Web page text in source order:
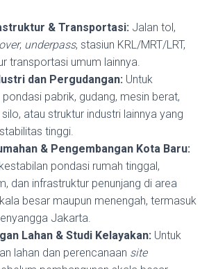
& Transportasi: Jalan tol,
, underpass, stasiun KRL/MRT/LRT,
transportasi umum lainnya.
dan Pergudangan: Untuk
pabrik, gudang, mesin berat,
silo, atau struktur industri lainnya yang
tinggi.
& Pengembangan Kota Baru:
pondasi rumah tinggal,
dan infrastruktur penunjang di area
besar maupun menengah, termasuk
Jakarta.
Lahan & Studi Kelayakan: Untuk
lahan dan perencanaan site